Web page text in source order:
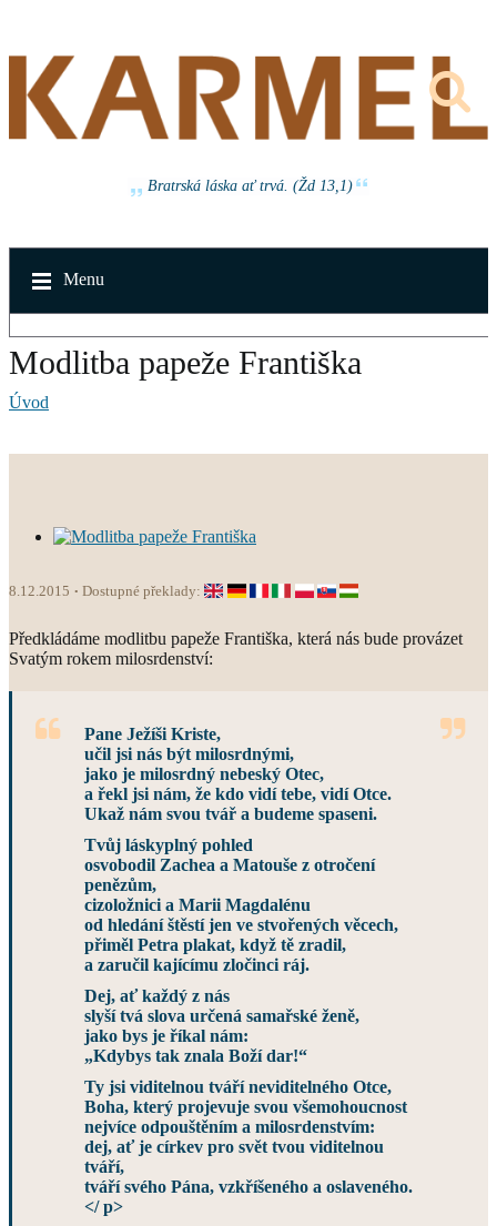
Bratrská láska ať trvá. (Žd 13,1)
Menu
Modlitba papeže Františka
Úvod
8.12.2015 Dostupné překlady:
Předkládáme modlitbu papeže Františka, která nás bude provázet
Svatým rokem milosrdenství:
Pane Ježíši Kriste,
učil jsi nás být milosrdnými,
jako je milosrdný nebeský Otec,
a řekl jsi nám, že kdo vidí tebe, vidí Otce.
Ukaž nám svou tvář a budeme spaseni.
Tvůj láskyplný pohled
osvobodil Zachea a Matouše z otročení
penězům,
cizoložnici a Marii Magdalénu
od hledání štěstí jen ve stvořených věcech,
přiměl Petra plakat, když tě zradil,
a zaručil kajícímu zločinci ráj.
Dej, ať každý z nás
slyší tvá slova určená samařské ženě,
jako bys je říkal nám:
„Kdybys tak znala Boží dar!“
Ty jsi viditelnou tváří neviditelného Otce,
Boha, který projevuje svou všemohoucnost
nejvíce odpouštěním a milosrdenstvím:
dej, ať je církev pro svět tvou viditelnou
tváří,
tváří svého Pána, vzkříšeného a oslaveného.
</ p>